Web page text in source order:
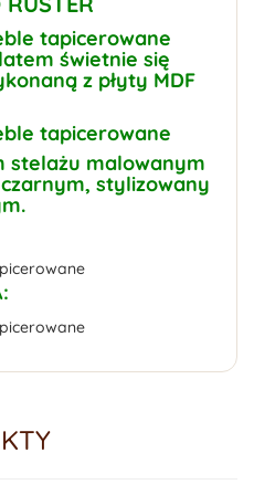
świetnie się
z płyty MDF
stelażu malowanym
stylizowany